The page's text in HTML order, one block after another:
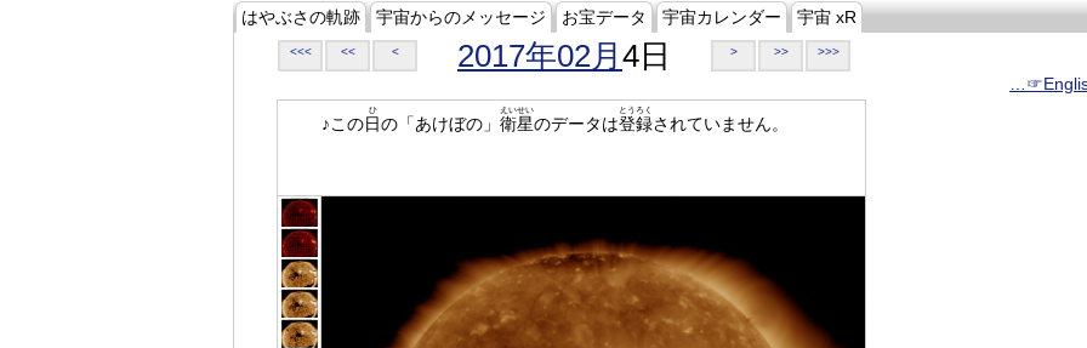
はやぶさの軌跡 宇宙からのメッセージ お宝データ 宇宙カレンダー 宇宙 xR
<<< << < 2017年02月 4日 > >> >>>
♪この日
ひ
の「あけぼの」 衛星
えいせい
のデータは登録
とうろく
されていません。